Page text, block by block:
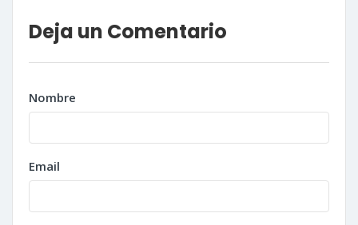
Deja un Comentario
Nombre
Email